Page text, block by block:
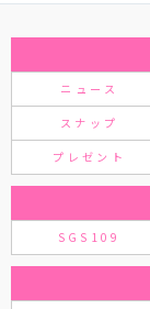
ニュース
スナップ
プレゼント
SGS109